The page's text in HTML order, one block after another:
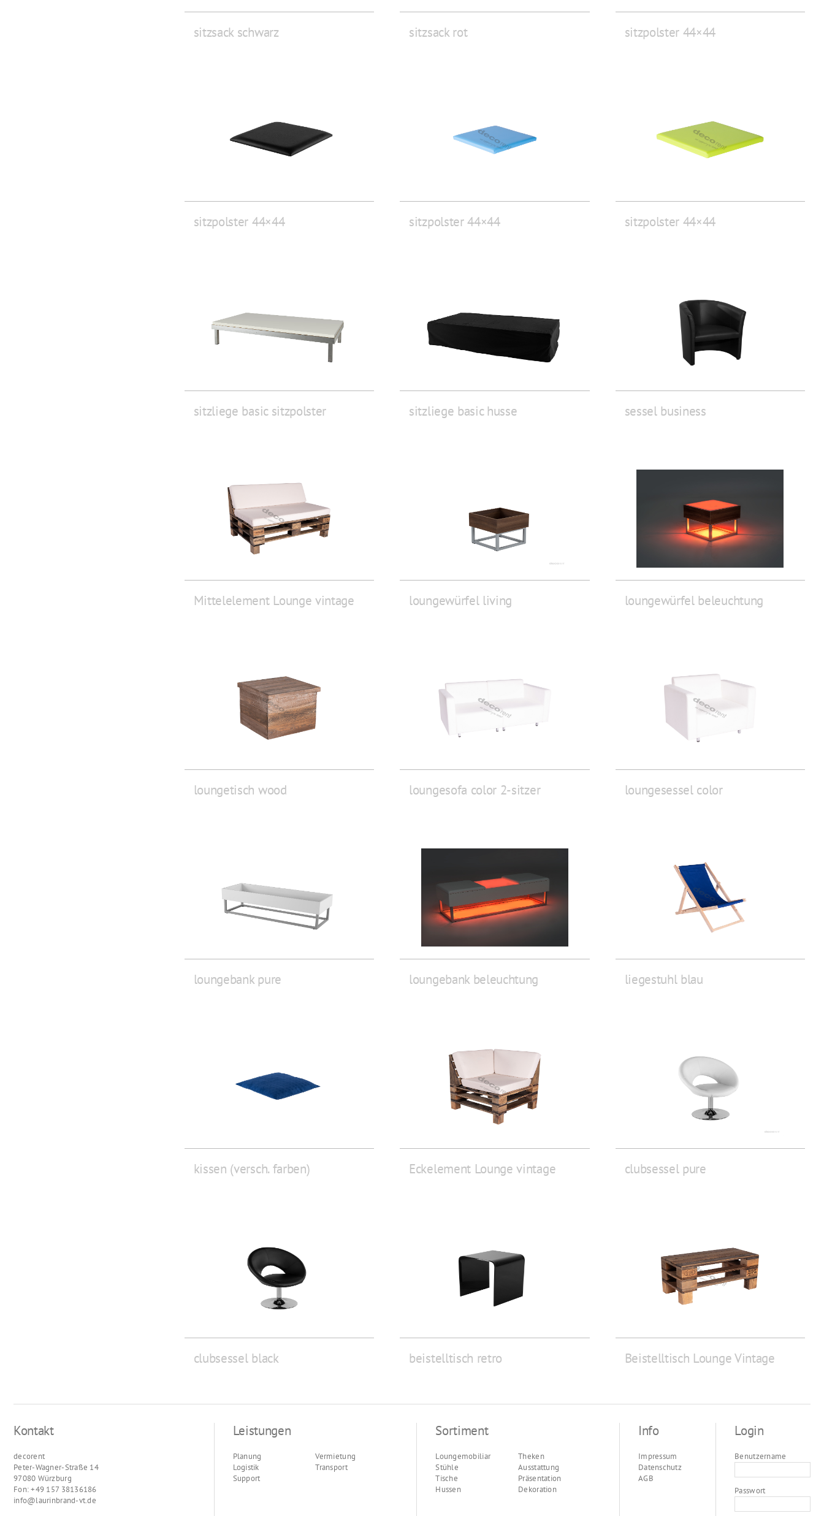
sitzsack schwarz sitzsack rot sitzpolster 44×44
sitzpolster 44×44 sitzpolster 44×44 sitzpolster 44×44
sitzliege basic sitzpolster sitzliege basic husse sessel business
Mittelelement Lounge vintage loungewürfel living loungewürfel beleuchtung
loungetisch wood loungesofa color 2-sitzer loungesessel color
loungebank pure loungebank beleuchtung liegestuhl blau
kissen (versch. farben) Eckelement Lounge vintage clubsessel pure
clubsessel black beistelltisch retro Beistelltisch Lounge Vintage
Kontakt
decorent
Peter-Wagner-Straße 14
97080 Würzburg
Fon: +49 157 38136186
info@laurinbrand-vt.de
Leistungen
Planung
Logistik
Support
Vermietung
Transport
Sortiment
Loungemobiliar
Stühle
Tische
Hussen
Theken
Ausstattung
Präsentation
Dekoration
Info
Impressum
Datenschutz
AGB
Login
Benutzername
Passwort